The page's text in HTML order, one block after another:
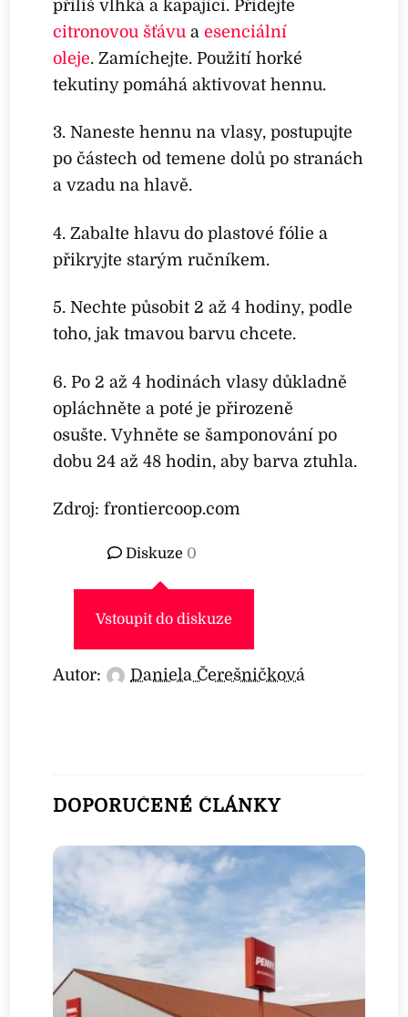
příliš vlhká a kapající. Přidejte
citronovou šťávu aesenciální
oleje. Zamíchejte. Použití horké
tekutiny pomáhá aktivovat hennu.
3. Naneste hennu na vlasy, postupujte
po částech od temene dolů po stranách
a vzadu na hlavě.
4. Zabalte hlavu do plastové fólie a
přikryjte starým ručníkem.
5. Nechte působit 2 až 4 hodiny, podle
toho, jak tmavou barvu chcete.
6. Po 2 až 4 hodinách vlasy důkladně
opláchněte a poté je přirozeně
osušte. Vyhněte se šamponování po
dobu 24 až 48 hodin, aby barva ztuhla.
Zdroj: frontiercoop.com
Diskuze 0
Vstoupit do diskuze
Autor: Daniela Čerešničková
DOPORUČENÉ ČLÁNKY